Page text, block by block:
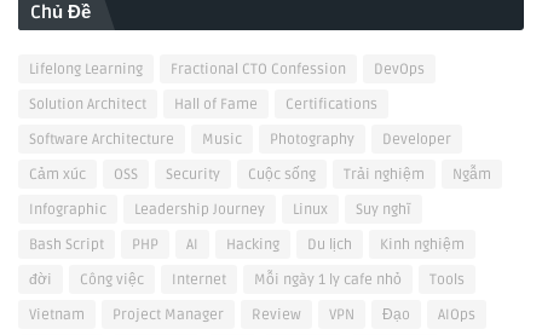
Chủ Đề
Lifelong Learning Fractional CTO Confession
DevOps
Solution Architect
Hall of Fame
Certifications
Software Architecture
Music Photography
Developer
Cảm xúc
OSS Security Cuộc sống Trải nghiệm
Ngẫm
Infographic
Leadership Journey Linux
Suy nghĩ
Bash Script
PHP AI Hacking Du lịch
Kinh nghiệm
đời
Công việc Internet Mỗi ngày 1 ly cafe nhỏ
Tools
Vietnam
Project Manager Review VPN Đạo
AIOps